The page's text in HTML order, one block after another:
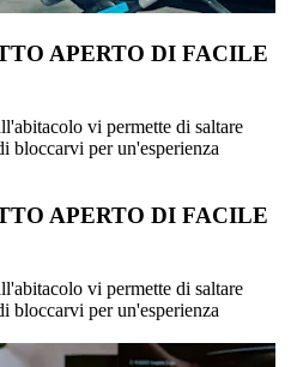
APERTO DI FACILE
vi permette di saltare
bloccarvi per un'esperienza
APERTO DI FACILE
vi permette di saltare
bloccarvi per un'esperienza